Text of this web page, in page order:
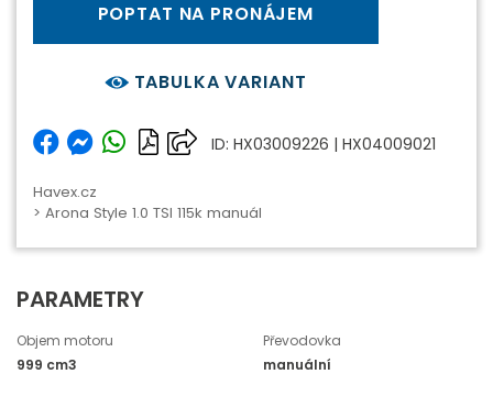
POPTAT NA PRONÁJEM
TABULKA VARIANT
ID: HX03009226 | HX04009021
Havex.cz
> Arona Style 1.0 TSI 115k manuál
PARAMETRY
Objem motoru
999 cm3
Převodovka
manuální